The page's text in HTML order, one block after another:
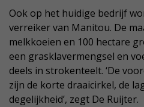
Ook op het huidige bedrijf
verreiker van Manitou. De
melkkoeien en 100 hectare
een grasklavermengsel en
deels in strokenteelt. ‘De
zijn de korte draaicirkel, de
degelijkheid’, zegt De Ruijter.